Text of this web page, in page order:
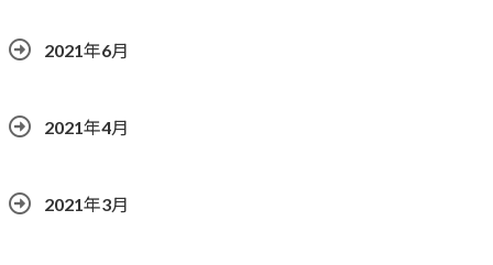
2021年6月
2021年4月
2021年3月